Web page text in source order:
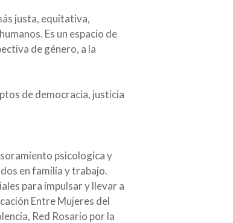
justa, equitativa,
Es un espacio de
de género, a la
de democracia, justicia
psicologica y
en familia y trabajo.
para impulsar y llevar a
Entre Mujeres del
Red Rosario por la